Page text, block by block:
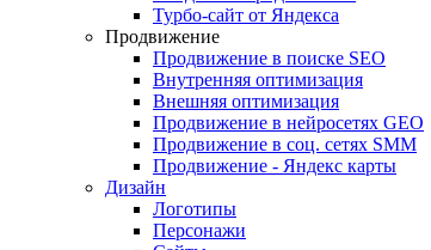
Турбо-сайт от Яндекса
Продвижение
Продвижение в поиске SEO
Внутренняя оптимизация
Внешняя оптимизация
Продвижение в нейросетях GEO
Продвижение в соц. сетях SMM
Продвижение - Яндекс карты
Дизайн
Логотипы
Персонажи